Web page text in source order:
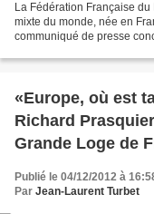
La Fédération Française
mixte du monde, née en
communiqué de presse
«Europe, où est
Richard
Grande Loge de
Publié le 04/12/2012 à
Par Jean-Laurent Turbet